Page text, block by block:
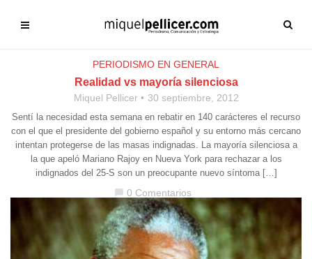
PERIODISMO EN GENERAL
Realidad vs mayoría silenciosa
Miquel Pellicer 30 septiembre, 2012
Sentí la necesidad esta semana en rebatir en 140 carácteres el recurso
con el que el presidente del gobierno español y su entorno más cercano
intentan protegerse de las masas indignadas. La mayoría silenciosa a
la que apeló Mariano Rajoy en Nueva York para rechazar a los
indignados del 25-S son un preocupante nuevo síntoma […]
chat_bubble 0 Comentarios